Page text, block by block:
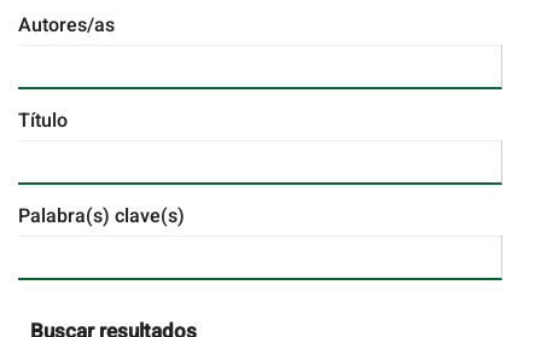
Autores/as
Título
Palabra(s) clave(s)